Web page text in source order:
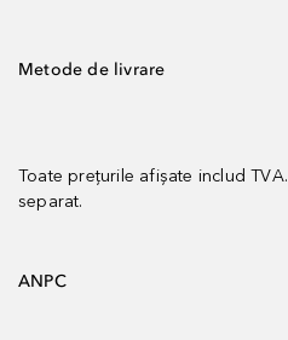
Metode de livrare
Toate prețurile afișate includ TVA.
separat.
ANPC